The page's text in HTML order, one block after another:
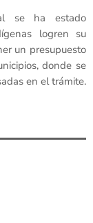
se ha estado
logren su
un presupuesto
donde se
en el trámite.